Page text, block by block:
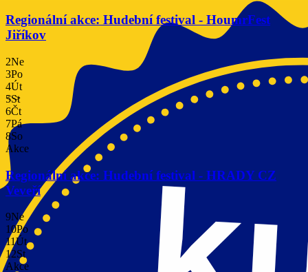
< >
Regionální akce: Hudební festival - HoumrFest
Jiříkov
2Ne
3Po
4Út
5St
6Čt
7Pá
8So
Akce
Regionální akce: Hudební festival - HRADY CZ
Veveří
9Ne
10Po
11Út
12St
Akce